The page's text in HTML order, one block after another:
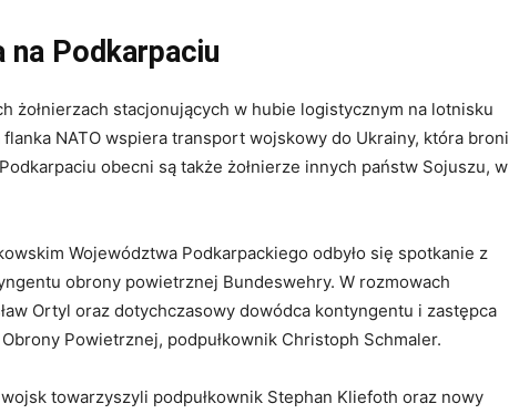
na Podkarpaciu
żołnierzach stacjonujących w hubie logistycznym na lotnisku
NATO wspiera transport wojskowy do Ukrainy, która broni
obecni są także żołnierze innych państw Sojuszu, w
Województwa Podkarpackiego odbyło się spotkanie z
obrony powietrznej Bundeswehry. W rozmowach
Ortyl oraz dotychczasowy dowódca kontyngentu i zastępca
Powietrznej, podpułkownik Christoph Schmaler.
towarzyszyli podpułkownik Stephan Kliefoth oraz nowy